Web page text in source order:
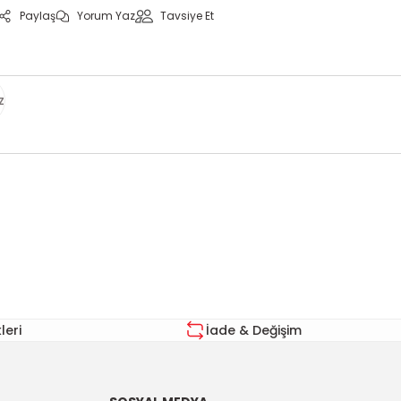
Paylaş Yorum Yaz Tavsiye Et
İade & Değişim